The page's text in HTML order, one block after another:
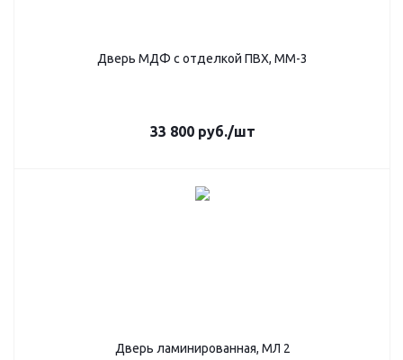
Дверь МДФ с отделкой ПВХ, ММ-3
33 800руб./шт
Дверь ламинированная, МЛ 2